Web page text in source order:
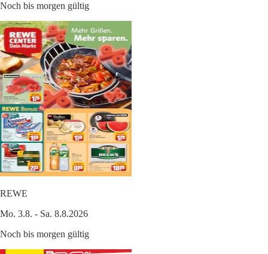
Noch bis morgen gültig
REWE
Mo. 3.8. - Sa. 8.8.2026
Noch bis morgen gültig